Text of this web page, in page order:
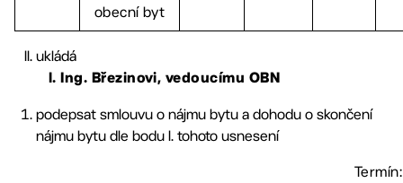
obecní byt
ukládá
l. Ing. Březinovi, vedoucímu OBN
podepsat smlouvu o nájmu bytu a dohodu o skončení
nájmu bytu dle bodu I. tohoto usnesení
Termín: